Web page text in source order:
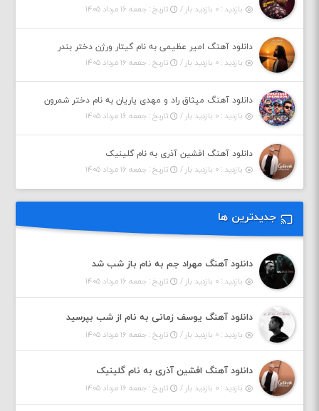
بازدید : ۰ بازدید بار /
تاریخ : جمعه ۱۶ مرداد ۱۴۰۵
دانلود آهنگ امیر عظیمی به نام گیتار ورژن دختر بندر
بازدید : ۰ بازدید بار /
تاریخ : جمعه ۱۶ مرداد ۱۴۰۵
دانلود آهنگ میثاق راد و مهدی یاریان به نام دختر شمرون
بازدید : ۰ بازدید بار /
تاریخ : جمعه ۱۶ مرداد ۱۴۰۵
دانلود آهنگ افشین آذری به نام گلینیک
بازدید : ۰ بازدید بار /
تاریخ : جمعه ۱۶ مرداد ۱۴۰۵
جدیدترین ها
دانلود آهنگ مهراد جم به نام باز شب شد
بازدید : ۰ بازدید بار / تاریخ : جمعه ۱۶ مرداد ۱۴۰۵
دانلود آهنگ یوسف زمانی به نام از شب بپرسید
بازدید : ۰ بازدید بار / تاریخ : جمعه ۱۶ مرداد ۱۴۰۵
دانلود آهنگ افشین آذری به نام گلینیک
بازدید : ۰ بازدید بار / تاریخ : جمعه ۱۶ مرداد ۱۴۰۵